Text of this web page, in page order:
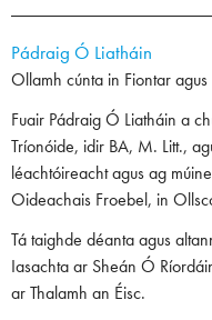
Pádraig Ó Liatháin
Ollamh cúnta in Fiontar
Fuair Pádraig Ó Liatháin a
Tríonóide, idir BA, M. Litt.,
léachtóireacht agus ag
Oideachais Froebel, in
Tá taighde déanta agus
Iasachta ar Sheán Ó
ar Thalamh an Éisc.